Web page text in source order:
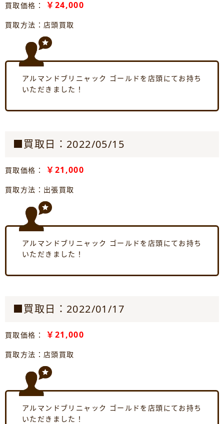
買取価格： ￥24,000
買取方法：店頭買取
アルマンドブリニャック ゴールドを店頭にてお持ち
いただきました！
■買取日：2022/05/15
買取価格： ￥21,000
買取方法：出張買取
アルマンドブリニャック ゴールドを店頭にてお持ち
いただきました！
■買取日：2022/01/17
買取価格： ￥21,000
買取方法：店頭買取
アルマンドブリニャック ゴールドを店頭にてお持ち
いただきました！